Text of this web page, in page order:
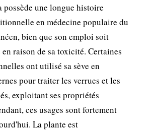
une longue histoire
en médecine populaire du
bien que son emploi soit
raison de sa toxicité. Certaines
ont utilisé sa sève en
pour traiter les verrues et les
exploitant ses propriétés
ces usages sont fortement
La plante est